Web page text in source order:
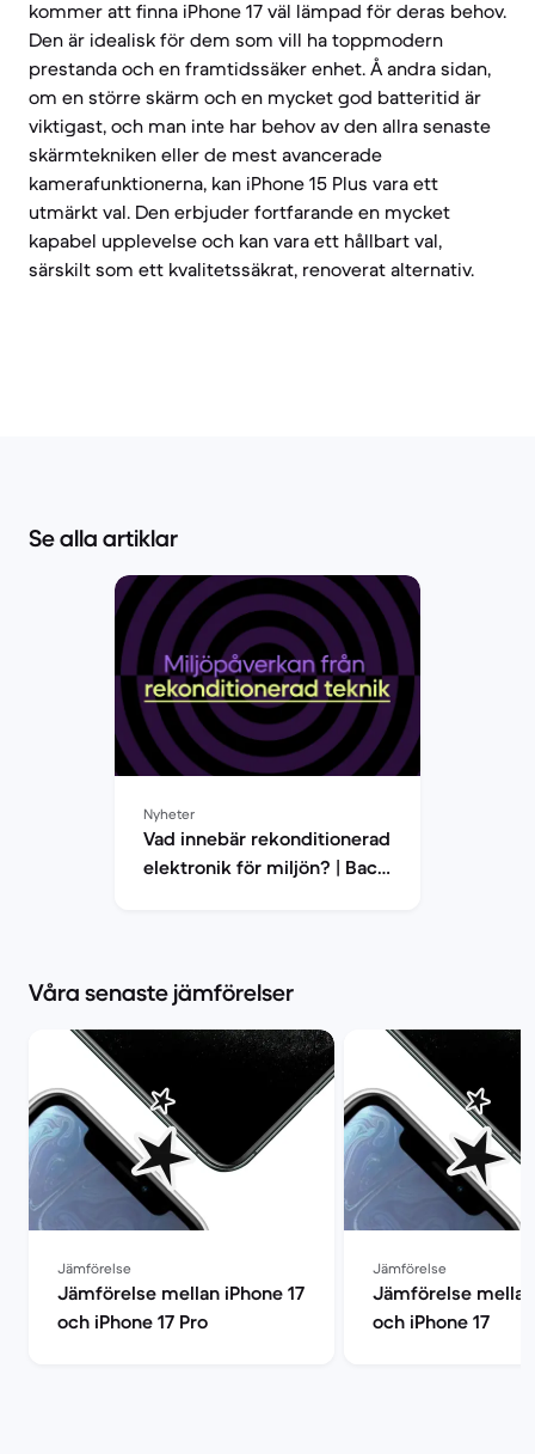
kommer att finna iPhone 17 väl lämpad för deras behov.
Den är idealisk för dem som vill ha toppmodern
prestanda och en framtidssäker enhet. Å andra sidan,
om en större skärm och en mycket god batteritid är
viktigast, och man inte har behov av den allra senaste
skärmtekniken eller de mest avancerade
kamerafunktionerna, kan iPhone 15 Plus vara ett
utmärkt val. Den erbjuder fortfarande en mycket
kapabel upplevelse och kan vara ett hållbart val,
särskilt som ett kvalitetssäkrat, renoverat alternativ.
Se alla artiklar
Nyheter
Vad innebär rekonditionerad
elektronik för miljön? | Back
Våra senaste jämförelser
Jämförelse
Jämförelse mellan iPhone 17
och iPhone 17 Pro
Jämförelse
Jämförelse mellan
och iPhone 17